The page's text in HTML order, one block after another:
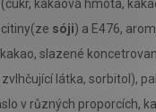
kakaová hmota,
sóji) a E476,
slazené
zvlhčující látka, sorbitol),
v různých proporcích,